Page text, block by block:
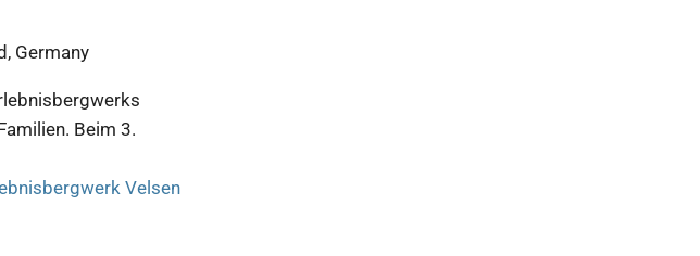
Germany
Beim 3.
Velsen